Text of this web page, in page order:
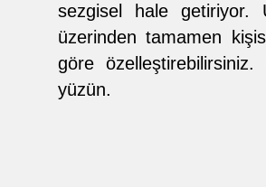
sezgisel hale getiriyor.
üzerinden tamamen
göre özelleştirebilirsiniz.
yüzün.